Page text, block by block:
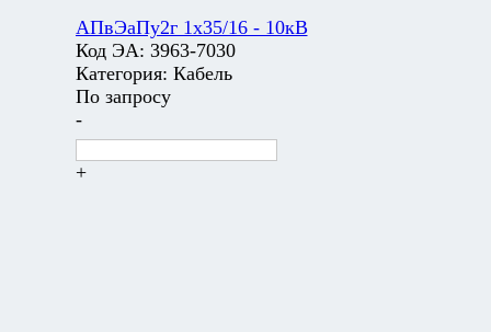
АПвЭаПу2г 1х35/16 - 10кВ
Код ЭА: 3963-7030
Категория: Кабель
По запросу
-
+